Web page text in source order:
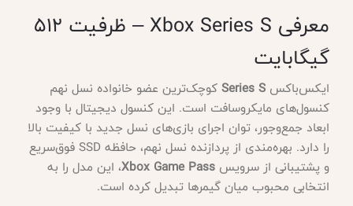
معرفی Xbox Series S – ظرفیت 512
گیگابایت
ایکس‌باکس Series Sکوچک‌ترین عضو خانواده نسل نهم
کنسول‌های مایکروسافت است. این کنسول دیجیتال با وجود
ابعاد جمع‌وجور، توان اجرای بازی‌های نسل جدید با کیفیت بالا
را دارد. بهره‌مندی از پردازنده نسل نهم، حافظه SSD فوق‌سریع
و پشتیبانی از سرویس Xbox Game Pass، این مدل را به
انتخابی محبوب میان گیمرها تبدیل کرده است.